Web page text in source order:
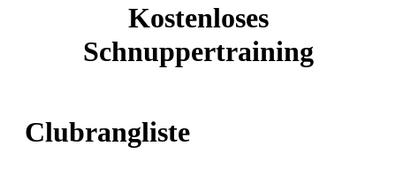
Kostenloses
Schnuppertraining
Clubrangliste